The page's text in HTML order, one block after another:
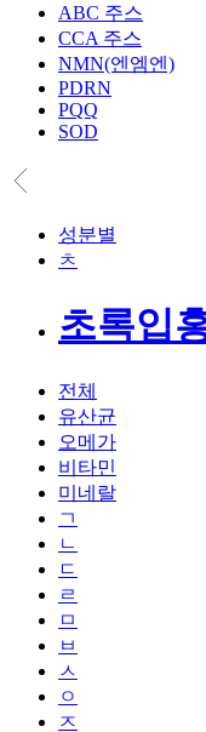
ABC 주스
CCA 주스
NMN(엔엠엔)
PDRN
PQQ
SOD
성분별
ㅊ
초록입
전체
유산균
오메가
비타민
미네랄
ㄱ
ㄴ
ㄷ
ㄹ
ㅁ
ㅂ
ㅅ
ㅇ
ㅈ